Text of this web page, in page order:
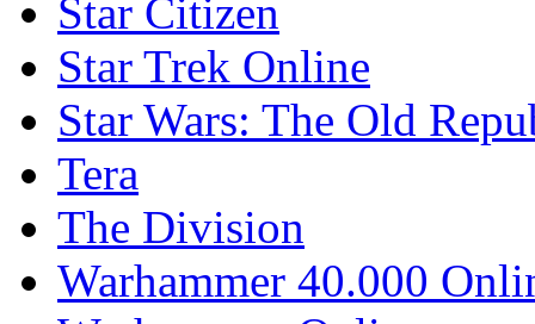
Star Citizen
Star Trek Online
Star Wars: The Old
Tera
The Division
Warhammer 40.000